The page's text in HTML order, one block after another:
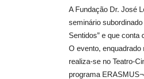
A Fundação Dr. José
seminário
Sentidos” e que
O evento, enquadrado
realiza-se no Teatro-
programa